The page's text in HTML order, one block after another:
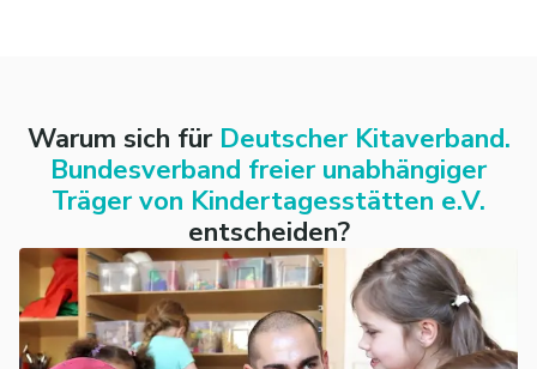
Warum sich für Deutscher Kitaverband.
Bundesverband freier unabhängiger
Träger von Kindertagesstätten e.V.
entscheiden?